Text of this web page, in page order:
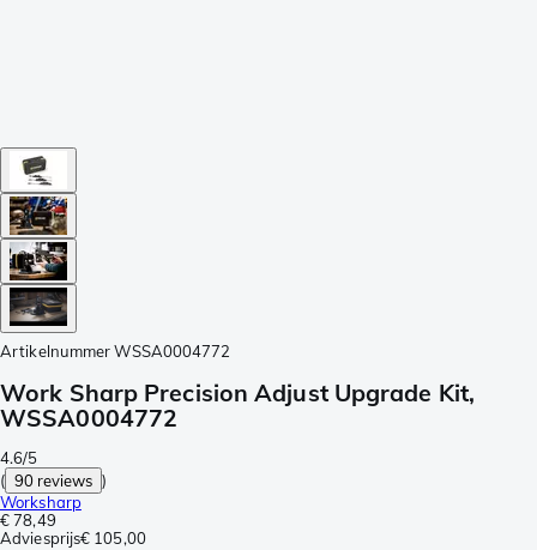
Artikelnummer WSSA0004772
Work Sharp Precision Adjust Upgrade Kit,
WSSA0004772
4.6/5
( 90 reviews )
Worksharp
€ 78,49
Adviesprijs€ 105,00